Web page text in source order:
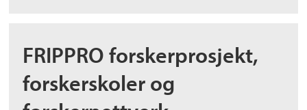
FRIPPRO forskerprosjekt,
forskerskoler og